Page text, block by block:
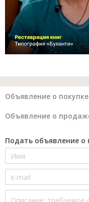
Объявление о
Объявление о
Подать объявление о